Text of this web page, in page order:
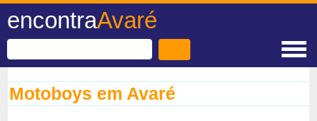
encontraAvaré
Motoboys em Avaré